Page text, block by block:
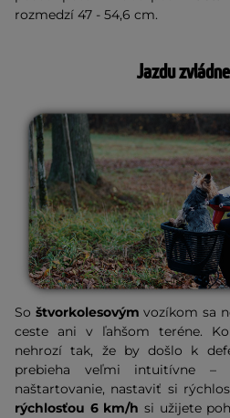
rozmedzí 47 - 54,6 cm.
Jazdu
So štvorkolesovým vozíkom sa
ceste ani v ľahšom teréne.
nehrozí tak, že by došlo k
prebieha veľmi intuitívne
naštartovanie, nastaviť si
rýchlosťou 6 km/h si užijete